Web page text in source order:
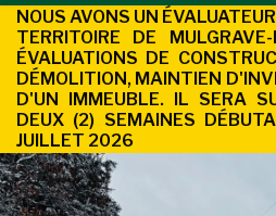
NOUS AVONS UN
TERRITOIRE DE
ÉVALUATIONS DE
DÉMOLITION, MAINTIEN
D'UN
IMMEUBLE. IL SERA
DEUX (2) SEMAINES
JUILLET 2026